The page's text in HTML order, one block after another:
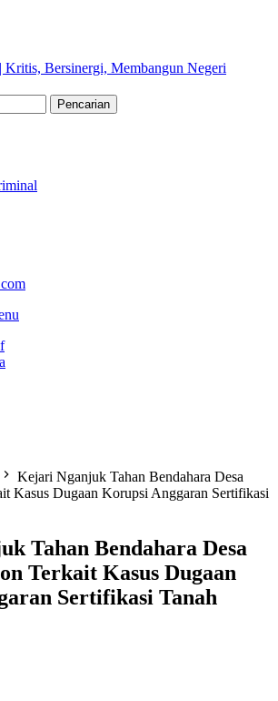
Pencarian
Kejari Nganjuk Tahan Bendahara Desa
Kasus Dugaan Korupsi Anggaran Sertifikasi
Tahan Bendahara Desa
Terkait Kasus Dugaan
Sertifikasi Tanah